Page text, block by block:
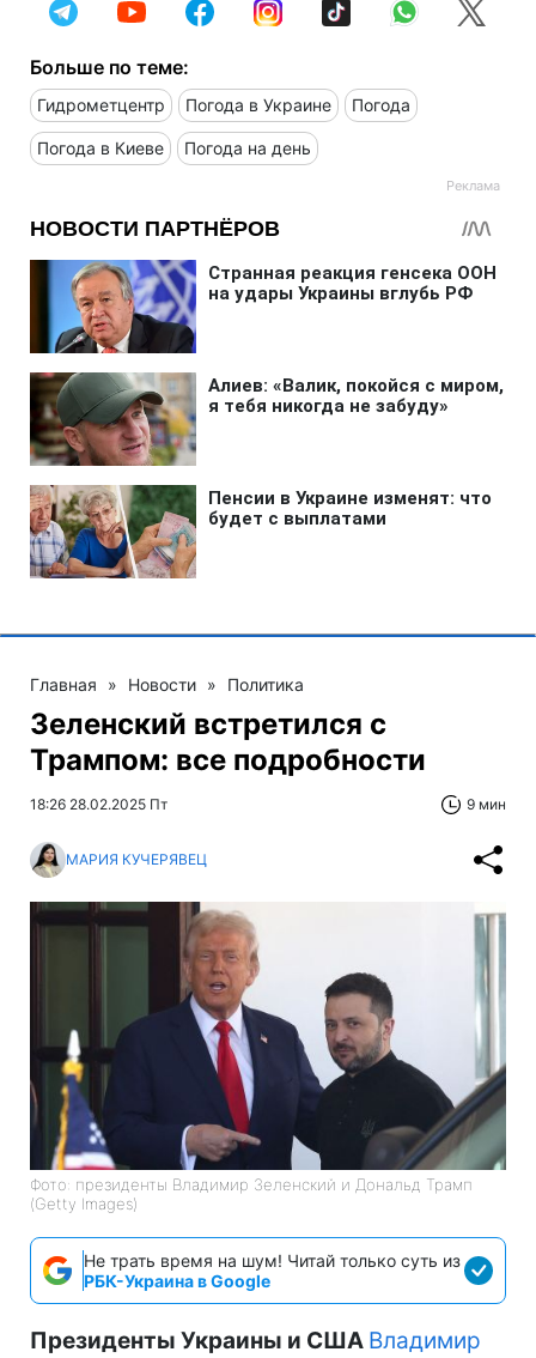
Больше по теме:
Гидрометцентр Погода в Украине Погода
Погода в Киеве Погода на день
Главная » Новости » Политика
Зеленский встретился с
Трампом: все подробности
18:26 28.02.2025 Пт 9 мин
МАРИЯ КУЧЕРЯВЕЦ
Фото: президенты Владимир Зеленский и Дональд Трамп
(Getty Images)
Не трать время на шум! Читай только суть из
РБК-Украина в Google
Президенты Украины и США Владимир